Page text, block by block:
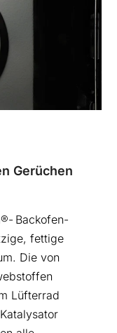
Gerüchen
Backofen-
fettige
Die von
Lüfterrad